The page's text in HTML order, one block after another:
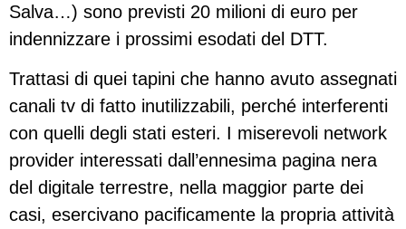
Salva…) sono previsti 20 milioni di euro per
indennizzare i prossimi esodati del DTT.
Trattasi di quei tapini che hanno avuto assegnati
canali tv di fatto inutilizzabili, perché interferenti
con quelli degli stati esteri. I miserevoli network
provider interessati dall’ennesima pagina nera
del digitale terrestre, nella maggior parte dei
casi, esercivano pacificamente la propria attività